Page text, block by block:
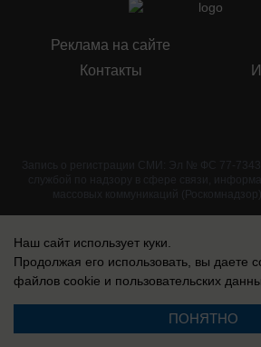
Реклама на сайте
Контакты
Запись о регистрации СМИ: Эл № ФС 77-
службой по надзору в сфере связи,
массовых коммуникаций (Роскомнадзор)
Наш сайт использует куки.
Продолжая его использовать, вы даете
файлов cookie и пользовательских
ПОНЯТНО